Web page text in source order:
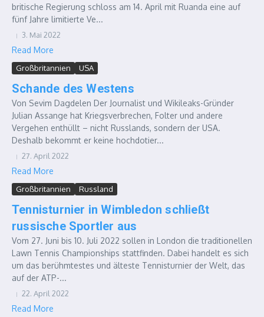
britische Regierung schloss am 14. April mit Ruanda eine auf
fünf Jahre limitierte Ve...
3. Mai 2022
Read More
Großbritannien USA
Schande des Westens
Von Sevim Dagdelen Der Journalist und Wikileaks-Gründer
Julian Assange hat Kriegsverbrechen, Folter und andere
Vergehen enthüllt – nicht Russlands, sondern der USA.
Deshalb bekommt er keine hochdotier...
27. April 2022
Read More
Großbritannien Russland
Tennisturnier in Wimbledon schließt
russische Sportler aus
Vom 27. Juni bis 10. Juli 2022 sollen in London die traditionellen
Lawn Tennis Championships stattfinden. Dabei handelt es sich
um das berühmtestes und älteste Tennisturnier der Welt, das
auf der ATP-...
22. April 2022
Read More